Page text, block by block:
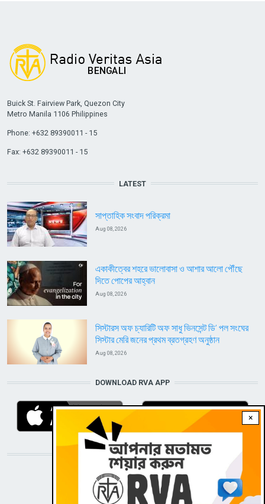
×
Buick St. Fairview Park, Quezon City
Metro Manila 1106 Philippines
Phone: +632 89390011 - 15
Fax: +632 89390011 - 15
LATEST
সাপ্তাহিক সংবাদ পরিক্রমা
Aug 08, 2026
একাকীত্বের শহরে ভালোবাসা ও আশার আলো পৌঁছে
দিতে পোপের আহ্বান
Aug 08, 2026
সিস্টারস অফ চ্যারিটি অফ সাধু ভিনসেন্ট ডি’ পল সংঘের
সিস্টার মেরি জনের প্রথম ব্রতগ্রহণ অনুষ্ঠান
Aug 08, 2026
DOWNLOAD RVA APP
STAY CONNECTED WITH US!